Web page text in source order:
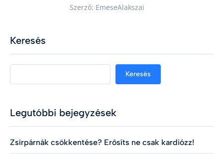
Szerző: EmeseAlakszai
Keresés
Keresés
Legutóbbi bejegyzések
Zsírpárnák csökkentése? Erősíts ne csak kardiózz!